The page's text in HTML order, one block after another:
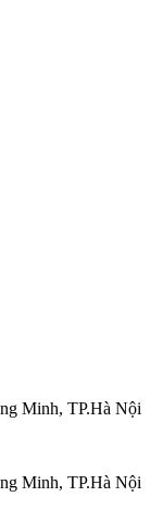
Minh, TP.Hà Nội
Minh, TP.Hà Nội